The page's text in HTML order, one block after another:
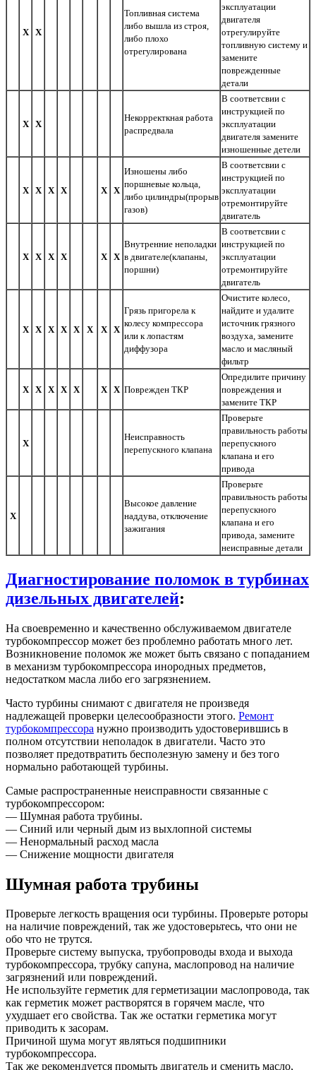
Х Х
Топливная система
либо вышла из строя,
либо плохо
отрегулирована
эксплуатации
двигателя
отрегулируйте
топливную систему и
замените
поврежденные
детали
Х Х
Некорректкная работа
распредвала
В соответсвии с
инструкцией по
эксплуатации
двигателя замените
изношенные детели
Х Х Х Х Х Х
Изношены либо
поршневые кольца,
либо цилиндры(прорыв
газов)
В соответсвии с
инструкцией по
эксплуатации
отремонтируйте
двигатель
Х Х Х Х Х Х
Внутренние неполадки
в двигателе(клапаны,
поршни)
В соответсвии с
инструкцией по
эксплуатации
отремонтируйте
двигатель
Х Х Х Х Х Х Х Х
Грязь пригорела к
колесу компрессора
или к лопастям
диффузора
Очистите колесо,
найдите и удалите
источник грязного
воздуха, замените
масло и масляный
фильтр
Х Х Х Х Х Х Х Поврежден ТКР
Опредилите причину
повреждения и
замените ТКР
Х
Неисправность
перепускного клапана
Проверьте
правильность работы
перепускного
клапана и его
привода
Х
Высокое давление
наддува, отключение
зажигания
Проверьте
правильность работы
перепускного
клапана и его
привода, замените
неисправные детали
Диагностирование поломок в турбинах
дизельных двигателей:
На своевременно и качественно обслуживаемом двигателе
турбокомпрессор может без проблемно работать много лет.
Возникновение поломок же может быть связано с попаданием
в механизм турбокомпрессора инородных предметов,
недостатком масла либо его загрязнением.
Часто турбины снимают с двигателя не произведя
надлежащей проверки целесообразности этого. Ремонт
турбокомпрессора нужно производить удостоверившись в
полном отсутствии неполадок в двигатели. Часто это
позволяет предотвратить бесполезную замену и без того
нормально работающей турбины.
Самые распространенные неисправности связанные с
турбокомпрессором:
— Шумная работа трубины.
— Синий или черный дым из выхлопной системы
— Ненормальный расход масла
— Снижение мощности двигателя
Шумная работа трубины
Проверьте легкость вращения оси турбины. Проверьте роторы
на наличие повреждений, так же удостоверьтесь, что они не
обо что не трутся.
Проверьте систему выпуска, трубопроводы входа и выхода
турбокомпрессора, трубку сапуна, маслопровод на наличие
загрязнений или повреждений.
Не используйте герметик для герметизации маслопровода, так
как герметик может растворятся в горячем масле, что
ухудшает его свойства. Так же остатки герметика могут
приводить к засорам.
Причиной шума могут являться подшипники
турбокомпрессора.
Так же рекомендуется промыть двигатель и сменить масло,